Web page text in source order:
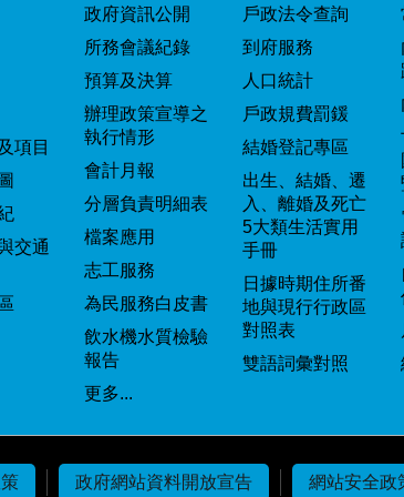
項目
交通
政府資訊公開
所務會議紀錄
預算及決算
辦理政策宣導之
執行情形
會計月報
分層負責明細表
檔案應用
志工服務
為民服務白皮書
飲水機水質檢驗
報告
更多...
戶政法令查詢
到府服務
人口統計
戶政規費罰鍰
結婚登記專區
出生、結婚、遷
入、離婚及死亡
5大類生活實用
手冊
日據時期住所番
地與現行行政區
對照表
雙語詞彙對照
政府網站資料開放宣告 網站安全政